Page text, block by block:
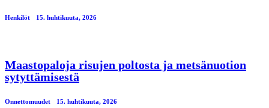
Henkilöt 15. huhtikuuta, 2026
Maastopaloja risujen poltosta ja metsänuotion
sytyttämisestä
Onnettomuudet 15. huhtikuuta, 2026